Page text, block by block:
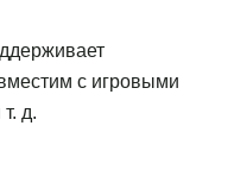
с игровыми
д.